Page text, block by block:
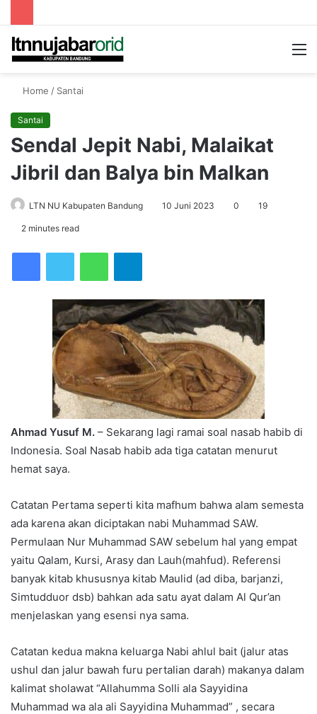
Home / Santai
Santai
Sendal Jepit Nabi, Malaikat
Jibril dan Balya bin Malkan
LTN NU Kabupaten Bandung 10 Juni 2023 0 19
2 minutes read
Ahmad Yusuf M. – Sekarang lagi ramai soal nasab habib di
Indonesia. Soal Nasab habib ada tiga catatan menurut
hemat saya.
Catatan Pertama seperti kita mafhum bahwa alam semesta
ada karena akan diciptakan nabi Muhammad SAW.
Permulaan Nur Muhammad SAW sebelum hal yang empat
yaitu Qalam, Kursi, Arasy dan Lauh(mahfud). Referensi
banyak kitab khususnya kitab Maulid (ad diba, barjanzi,
Simtudduor dsb) bahkan ada satu ayat dalam Al Qur’an
menjelaskan yang esensi nya sama.
Catatan kedua makna keluarga Nabi ahlul bait (jalur atas
ushul dan jalur bawah furu pertalian darah) makanya dalam
kalimat sholawat “Allahumma Solli ala Sayyidina
Muhammad wa ala ali Sayyidina Muhammad” , secara